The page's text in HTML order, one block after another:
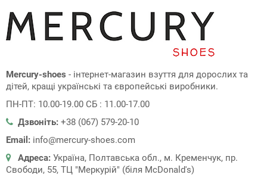
Mercury-shoes - інтернет-магазин взуття для дорослих та
дітей, кращі українські та європейські виробники.
ПН-ПТ: 10.00-19.00 СБ : 11.00-17.00
Дзвоніть: +38 (067) 579-20-10
Email: info@mercury-shoes.com
Адреса: Україна, Полтавська обл., м. Кременчук, пр.
Свободи, 55, ТЦ "Меркурій" (біля McDonald's)